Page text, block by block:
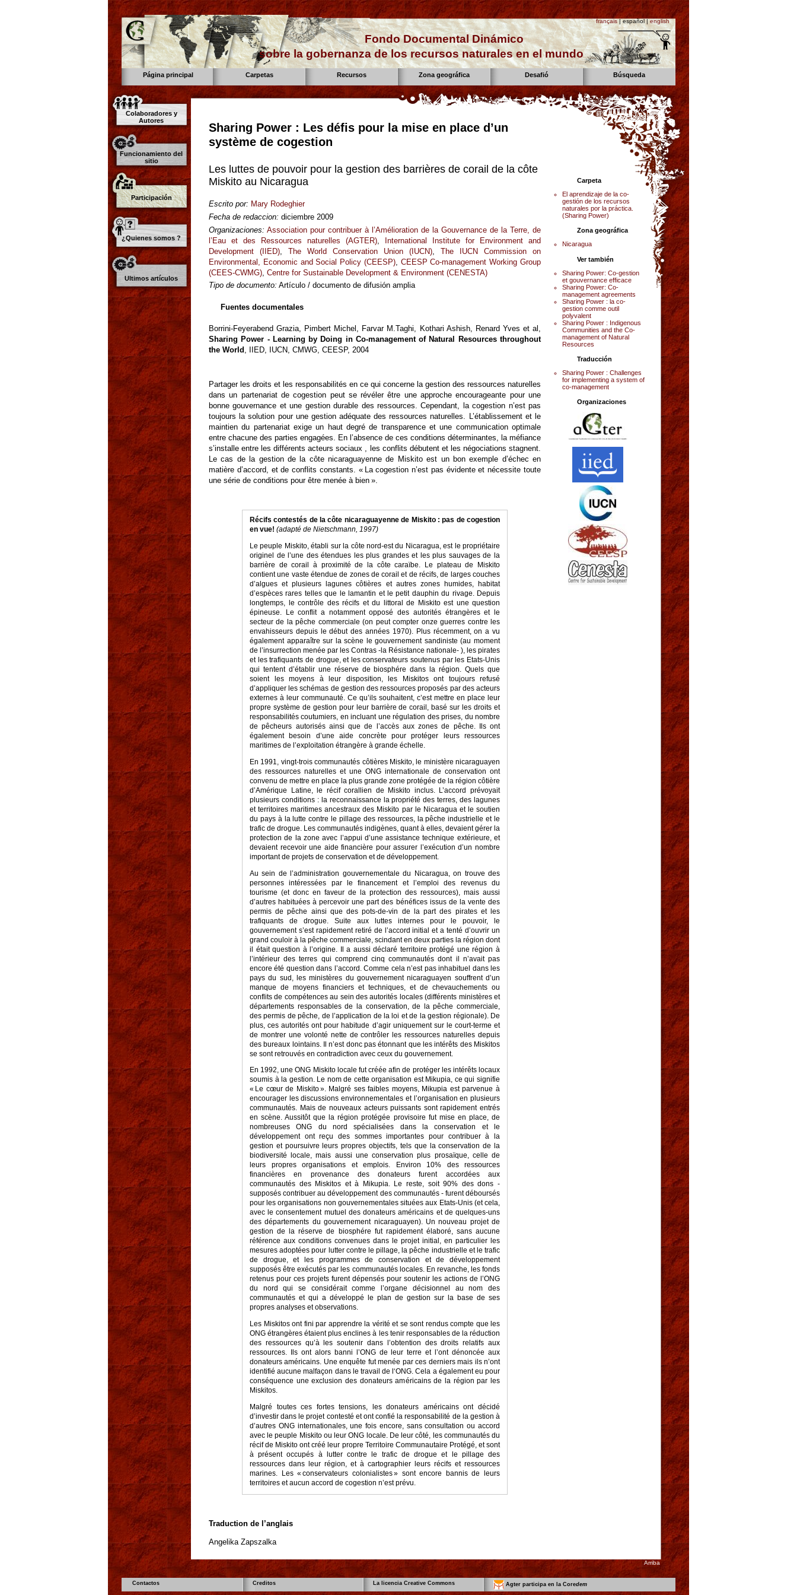
français| español |english
Fondo Documental Dinámico
sobre la gobernanza de los recursos naturales en el mundo
Página principal Carpetas Recursos Zona geográfica Desafió Búsqueda
Colaboradores y
Autores
Funcionamiento del
sitio
Participación
¿Quienes somos ?
Ultimos artículos
Sharing Power : Les défis pour la mise en place d’un
système de cogestion
Les luttes de pouvoir pour la gestion des barrières de corail de la côte
Miskito au Nicaragua
Escrito por: Mary Rodeghier
Fecha de redaccion: diciembre 2009
Organizaciones: Association pour contribuer à l’Amélioration de la Gouvernance de la Terre, de
l’Eau et des Ressources naturelles (AGTER)
International Institute for Environment and
Development (IIED)
The World Conservation Union (IUCN)
The IUCN Commission on
Environmental, Economic and Social Policy (CEESP), CEESP Co-management Working Group
(CEES-CWMG) Centre for Sustainable Development & Environment (CENESTA)
Tipo de documento: Artículo / documento de difusión amplia
Fuentes documentales
Borrini-Feyerabend Grazia, Pimbert Michel, Farvar M.Taghi, Kothari Ashish, Renard Yves et al,
Sharing Power - Learning by Doing in Co-management of Natural Resources throughout
the World , IIED, IUCN, CMWG, CEESP, 2004
Partager les droits et les responsabilités en ce qui concerne la gestion des ressources naturelles
dans un partenariat de cogestion peut se révéler être une approche encourageante pour une
bonne gouvernance et une gestion durable des ressources. Cependant, la cogestion n’est pas
toujours la solution pour une gestion adéquate des ressources naturelles. L’établissement et le
maintien du partenariat exige un haut degré de transparence et une communication optimale
entre chacune des parties engagées. En l’absence de ces conditions déterminantes, la méfiance
s’installe entre les différents acteurs sociaux , les conflits débutent et les négociations stagnent.
Le cas de la gestion de la côte nicaraguayenne de Miskito est un bon exemple d’échec en
matière d’accord, et de conflits constants. « La cogestion n’est pas évidente et nécessite toute
une série de conditions pour être menée à bien ».
Récifs contestés de la côte nicaraguayenne de Miskito : pas de cogestion
en vue! (adapté de Nietschmann, 1997)
Le peuple Miskito, établi sur la côte nord-est du Nicaragua, est le propriétaire
originel de l’une des étendues les plus grandes et les plus sauvages de la
barrière de corail à proximité de la côte caraïbe. Le plateau de Miskito
contient une vaste étendue de zones de corail et de récifs, de larges couches
d’algues et plusieurs lagunes côtières et autres zones humides, habitat
d’espèces rares telles que le lamantin et le petit dauphin du rivage. Depuis
longtemps, le contrôle des récifs et du littoral de Miskito est une question
épineuse. Le conflit a notamment opposé des autorités étrangères et le
secteur de la pêche commerciale (on peut compter onze guerres contre les
envahisseurs depuis le début des années 1970). Plus récemment, on a vu
également apparaître sur la scène le gouvernement sandiniste (au moment
de l’insurrection menée par les Contras -la Résistance nationale- ), les pirates
et les trafiquants de drogue, et les conservateurs soutenus par les Etats-Unis
qui tentent d’établir une réserve de biosphére dans la région. Quels que
soient les moyens à leur disposition, les Miskitos ont toujours refusé
d’appliquer les schémas de gestion des ressources proposés par des acteurs
externes à leur communauté. Ce qu’ils souhaitent, c’est mettre en place leur
propre système de gestion pour leur barrière de corail, basé sur les droits et
responsabilités coutumiers, en incluant une régulation des prises, du nombre
de pêcheurs autorisés ainsi que de l’accès aux zones de pêche. Ils ont
également besoin d’une aide concrète pour protéger leurs ressources
maritimes de l’exploitation étrangère à grande échelle.
En 1991, vingt-trois communautés côtières Miskito, le ministère nicaraguayen
des ressources naturelles et une ONG internationale de conservation ont
convenu de mettre en place la plus grande zone protégée de la région côtière
d’Amérique Latine, le récif corallien de Miskito inclus. L’accord prévoyait
plusieurs conditions : la reconnaissance la propriété des terres, des lagunes
et territoires maritimes ancestraux des Miskito par le Nicaragua et le soutien
du pays à la lutte contre le pillage des ressources, la pêche industrielle et le
trafic de drogue. Les communautés indigènes, quant à elles, devaient gérer la
protection de la zone avec l’appui d’une assistance technique extérieure, et
devaient recevoir une aide financière pour assurer l’exécution d’un nombre
important de projets de conservation et de développement.
Au sein de l’administration gouvernementale du Nicaragua, on trouve des
personnes intéressées par le financement et l’emploi des revenus du
tourisme (et donc en faveur de la protection des ressources), mais aussi
d’autres habituées à percevoir une part des bénéfices issus de la vente des
permis de pêche ainsi que des pots-de-vin de la part des pirates et les
trafiquants de drogue. Suite aux luttes internes pour le pouvoir, le
gouvernement s’est rapidement retiré de l’accord initial et a tenté d’ouvrir un
grand couloir à la pêche commerciale, scindant en deux parties la région dont
il était question à l’origine. Il a aussi déclaré territoire protégé une région à
l’intérieur des terres qui comprend cinq communautés dont il n’avait pas
encore été question dans l’accord. Comme cela n’est pas inhabituel dans les
pays du sud, les ministères du gouvernement nicaraguayen souffrent d’un
manque de moyens financiers et techniques, et de chevauchements ou
conflits de compétences au sein des autorités locales (différents ministères et
départements responsables de la conservation, de la pêche commerciale,
des permis de pêche, de l’application de la loi et de la gestion régionale). De
plus, ces autorités ont pour habitude d’agir uniquement sur le court-terme et
de montrer une volonté nette de contrôler les ressources naturelles depuis
des bureaux lointains. Il n’est donc pas étonnant que les intérêts des Miskitos
se sont retrouvés en contradiction avec ceux du gouvernement.
En 1992, une ONG Miskito locale fut créée afin de protéger les intérêts locaux
soumis à la gestion. Le nom de cette organisation est Mikupia, ce qui signifie
« Le cœur de Miskito ». Malgré ses faibles moyens, Mikupia est parvenue à
encourager les discussions environnementales et l’organisation en plusieurs
communautés. Mais de nouveaux acteurs puissants sont rapidement entrés
en scène. Aussitôt que la région protégée provisoire fut mise en place, de
nombreuses ONG du nord spécialisées dans la conservation et le
développement ont reçu des sommes importantes pour contribuer à la
gestion et poursuivre leurs propres objectifs, tels que la conservation de la
biodiversité locale, mais aussi une conservation plus prosaïque, celle de
leurs propres organisations et emplois. Environ 10% des ressources
financières en provenance des donateurs furent accordées aux
communautés des Miskitos et à Mikupia. Le reste, soit 90% des dons -
supposés contribuer au développement des communautés - furent déboursés
pour les organisations non gouvernementales situées aux Etats-Unis (et cela,
avec le consentement mutuel des donateurs américains et de quelques-uns
des départements du gouvernement nicaraguayen). Un nouveau projet de
gestion de la réserve de biosphére fut rapidement élaboré, sans aucune
référence aux conditions convenues dans le projet initial, en particulier les
mesures adoptées pour lutter contre le pillage, la pêche industrielle et le trafic
de drogue, et les programmes de conservation et de développement
supposés être exécutés par les communautés locales. En revanche, les fonds
retenus pour ces projets furent dépensés pour soutenir les actions de l’ONG
du nord qui se considérait comme l’organe décisionnel au nom des
communautés et qui a développé le plan de gestion sur la base de ses
propres analyses et observations.
Les Miskitos ont fini par apprendre la vérité et se sont rendus compte que les
ONG étrangères étaient plus enclines à les tenir responsables de la réduction
des ressources qu’à les soutenir dans l’obtention des droits relatifs aux
ressources. Ils ont alors banni l’ONG de leur terre et l’ont dénoncée aux
donateurs américains. Une enquête fut menée par ces derniers mais ils n’ont
identifié aucune malfaçon dans le travail de l‘ONG. Cela a également eu pour
conséquence une exclusion des donateurs américains de la région par les
Miskitos.
Malgré toutes ces fortes tensions, les donateurs américains ont décidé
d’investir dans le projet contesté et ont confié la responsabilité de la gestion à
d’autres ONG internationales, une fois encore, sans consultation ou accord
avec le peuple Miskito ou leur ONG locale. De leur côté, les communautés du
récif de Miskito ont créé leur propre Territoire Communautaire Protégé, et sont
à présent occupés à lutter contre le trafic de drogue et le pillage des
ressources dans leur région, et à cartographier leurs récifs et ressources
marines. Les « conservateurs colonialistes » sont encore bannis de leurs
territoires et aucun accord de cogestion n’est prévu.
Traduction de l’anglais
Angelika Zapszalka
Carpeta
El aprendizaje de la co-
gestión de los recursos
naturales por la práctica.
(Sharing Power)
Zona geográfica
Nicaragua
Ver también
Sharing Power: Co-gestion
et gouvernance efficace
Sharing Power: Co-
management agreements
Sharing Power : la co-
gestion comme outil
polyvalent
Sharing Power : Indigenous
Communities and the Co-
management of Natural
Resources
Traducción
Sharing Power : Challenges
for implementing a system of
co-management
Organizaciones
Arriba
Contactos Creditos La licencia Creative Commons Agter participa en la Coredem